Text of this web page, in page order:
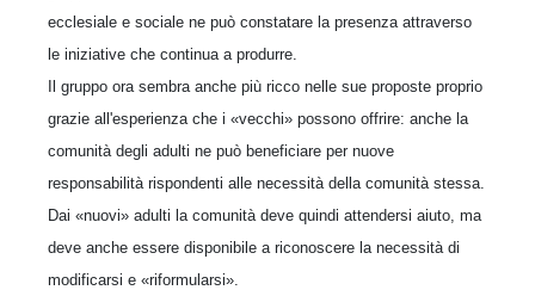
ecclesiale e sociale ne può constatare la presenza attraverso
le iniziative che continua a produrre.
Il gruppo ora sembra anche più ricco nelle sue proposte proprio
grazie all'esperienza che i «vecchi» possono offrire: anche la
comunità degli adulti ne può beneficiare per nuove
responsabilità rispondenti alle necessità della comunità stessa.
Dai «nuovi» adulti la comunità deve quindi attendersi aiuto, ma
deve anche essere disponibile a riconoscere la necessità di
modificarsi e «riformularsi».